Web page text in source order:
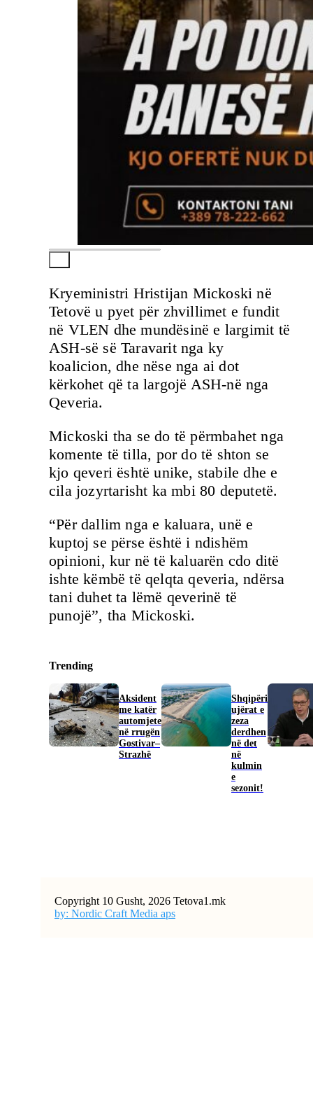
Kryeministri Hristijan Mickoski në
Tetovë u pyet për zhvillimet e fundit
në VLEN dhe mundësinë e largimit të
ASH-së së Taravarit nga ky
koalicion, dhe nëse nga ai dot
kërkohet që ta largojë ASH-në nga
Qeveria.
Mickoski tha se do të përmbahet nga
komente të tilla, por do të shton se
kjo qeveri është unike, stabile dhe e
cila jozyrtarisht ka mbi 80 deputetë.
“Për dallim nga e kaluara, unë e
kuptoj se përse është i ndishëm
opinioni, kur në të kaluarën cdo ditë
ishte këmbë të qelqta qeveria, ndërsa
tani duhet ta lëmë qeverinë të
punojë”, tha Mickoski.
Trending
Aksident
me katër
automjete
në rrugën
Gostivar–
Strazhë
Shqipëri
ujërat e
zeza
derdhen
në det
në
kulmin
e
sezonit!
Copyright 10 Gusht, 2026 Tetova1.mk
by: Nordic Craft Media aps